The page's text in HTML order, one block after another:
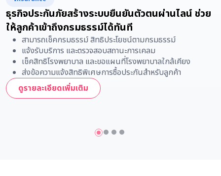
ธุรกิจประกันภัยสร้างระบบยืนยันตัวตนผ่านไลน์ ช่วย
ให้ลูกค้าเข้าถึงกรมธรรม์ได้ทันที
สามารถเช็คกรมธรรม์ สิทธิประโยชน์ตามกรมธรรม์
แจ้งรับบริการ และตรวจสอบสถานะการเคลม
เช็คสิทธิโรงพยาบาล และขอแผนที่โรงพยาบาลใกล้เคียง
ส่งข้อความแจ้งสิทธิพิเศษการซื้อประกันสำหรับลูกค้า
ดูรายละเอียดเพิ่มเติม